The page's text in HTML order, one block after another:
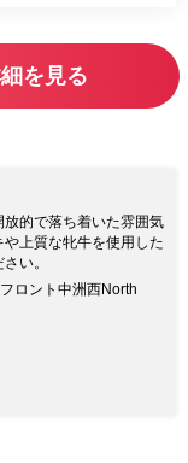
ク、ジンジャー
・ジンジャーエ
【山科茶
の朝露 ・山科ほ
ほうじ茶 ・カモ
スミンほうじ茶
を見る
的で落ち着いた雰囲気
上質な牝牛を使用した
い。
ロント中洲西North